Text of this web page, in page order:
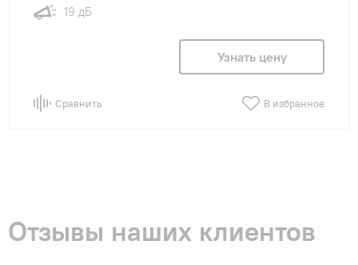
19 дБ
Узнать цену
Сравнить В избранное
Отзывы наших клиентов